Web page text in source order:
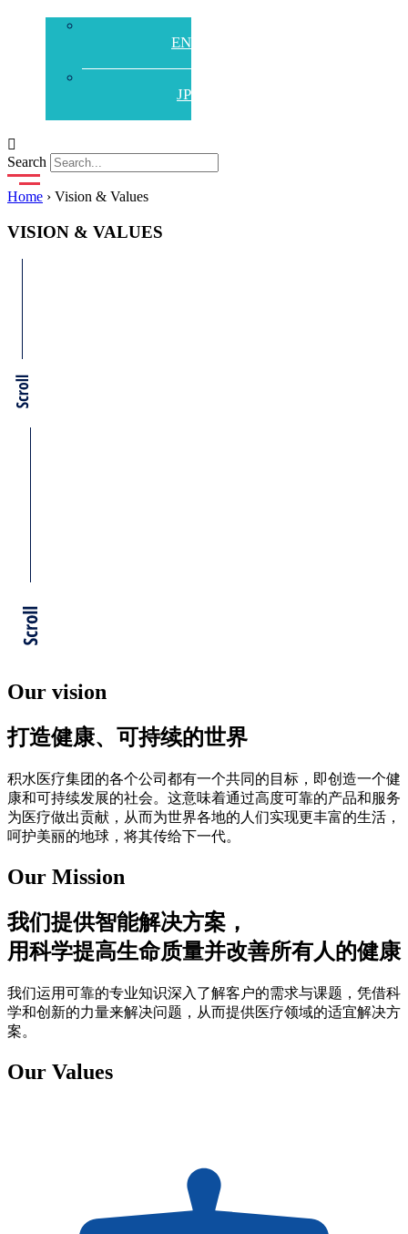
Search
Home › Vision & Values
VISION & VALUES
Our vision
打造健康、可持续的世界
积水医疗集团的各个公司都有一个共同的目标，即创造一个健
康和可持续发展的社会。这意味着通过高度可靠的产品和服务
为医疗做出贡献，从而为世界各地的人们实现更丰富的生活，
呵护美丽的地球，将其传给下一代。
Our Mission
我们提供智能解决方案，
用科学提高生命质量并改善所有人的健康
我们运用可靠的专业知识深入了解客户的需求与课题，凭借科
学和创新的力量来解决问题，从而提供医疗领域的适宜解决方
案。
Our Values